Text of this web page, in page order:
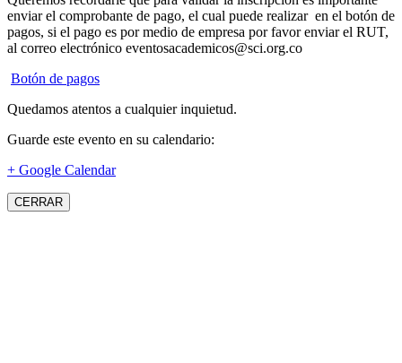
enviar el comprobante de pago, el cual puede realizar en el botón de
pagos, si el pago es por medio de empresa por favor enviar el RUT,
al correo electrónico eventosacademicos@sci.org.co
Botón de pagos
Quedamos atentos a cualquier inquietud.
Guarde este evento en su calendario:
+ Google Calendar
CERRAR